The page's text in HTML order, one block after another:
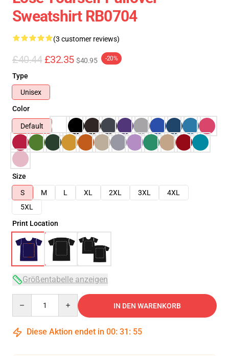
Sweatshirt RB0704
(3 customer reviews)
£40.44 £32.35 $40.95 -20%
Type
Unisex
Color
Default
Size
S
M L XL 2XL 3XL
4XL
5XL
Print Location
Größentabelle anzeigen
IN DEN WARENKORB
Diese Aktion endet in 00: 31 : 54